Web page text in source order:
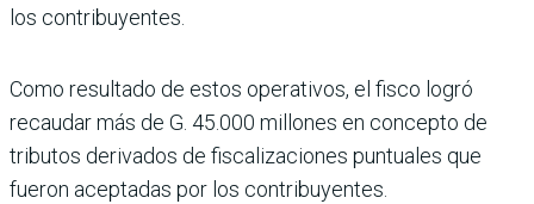
los contribuyentes.
Como resultado de estos operativos, el fisco logró
recaudar más de G. 45.000 millones en concepto de
tributos derivados de fiscalizaciones puntuales que
fueron aceptadas por los contribuyentes.